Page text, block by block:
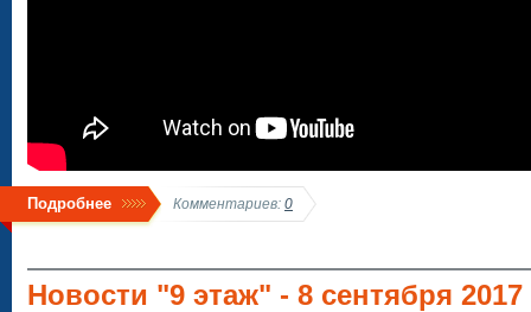
Подробнее Комментариев: 0
Новости "9 этаж" - 8 сентября 2017